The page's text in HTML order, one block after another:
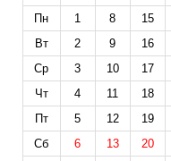
Пн
1 8
15
Вт
2 9
16
Ср
3 10
17
Чт
4 11
18
Пт
5 12
19
Сб
6 13
20